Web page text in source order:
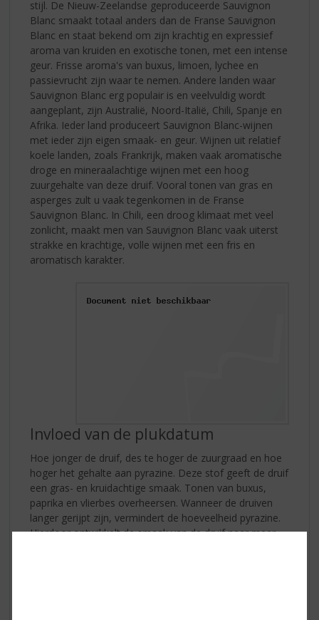
stijl. De Nieuw-Zeelandse geproduceerde Sauvignon
Blanc smaakt totaal anders dan de Franse Sauvignon
Blanc en staat bekend om zijn krachtig en expressief
aroma van kruiden en exotische tonen, met een intense
geur. Frisse aroma's van buxus, limoen, lychee en
passievrucht zijn waar te nemen. Andere landen waar
Sauvignon Blanc erg populair is en veelvuldig wordt
aangeplant, zijn Australië, Noord-Italië, Chili, Spanje en
Afrika. Ieder land produceert Sauvignon Blanc-wijnen
met ieder zijn eigen smaak- en geur. Wijnen uit relatief
koele landen, zoals Frankrijk, maken vaak aromatische
droge en mineraalachtige wijnen met een hoog
zuurgehalte van deze druif. Vooral tonen van gras en
asperges zult u vaak tegenkomen in de Franse
Sauvignon Blanc. In Chili, een droog klimaat met veel
zonlicht, maakt men van Sauvignon Blanc vaak uiterst
strakke en krachtige, volle wijnen met een fris en
aromatisch karakter.
Invloed van de plukdatum
Hoe jonger de druif, des te hoger de zuurgraad en hoe
hoger het gehalte aan pyrazine. Deze stof geeft de druif
een gras- en kruidachtige smaak. Tonen van buxus,
paprika en vlierbes overheersen. Wanneer de druiven
langer gerijpt zijn, vermindert de hoeveelheid pyrazine.
Hierdoor ontwikkelt de smaak van de druif naar meer